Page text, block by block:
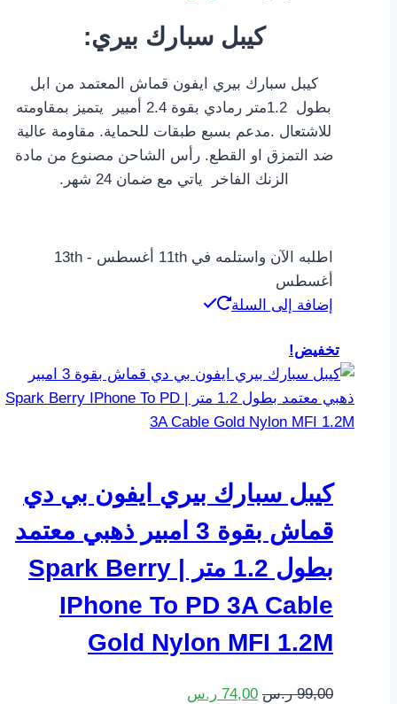
هو:
هو:
:كيبل سبارك بيري
كيبل سبارك بيري ايفون قماش المعتمد من ابل
بطول 1.2متر رمادي بقوة 2.4 أمبير يتميز بمقاومته
للاشتعال .مدعم بسبع طبقات للحماية. مقاومة عالية
ضد التمزق او القطع. رأس الشاحن مصنوع من مادة
الزنك الفاخر ياتي مع ضمان 24 شهر.
اطلبه الآن واستلمه في 11th أغسطس - 13th
أغسطس
إضافة إلى السلة
تخفيض!
كيبل سبارك بيري ايفون بي دي
قماش بقوة 3 امبير ذهبي معتمد
بطول 1.2 متر | Spark Berry
IPhone To PD 3A Cable
Gold Nylon MFI 1.2M
99,00 ر.س السعر
74,00 ر.س